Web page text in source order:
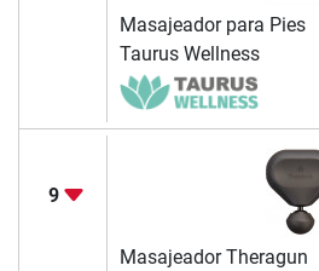
Masajeador para Pies
Taurus Wellness
9
Masajeador Theragun